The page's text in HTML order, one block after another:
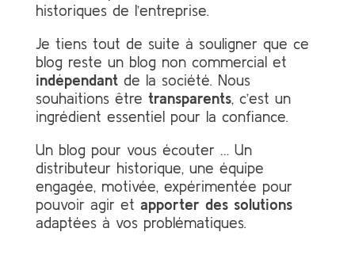
historiques de l’entreprise.
Je tiens tout de suite à souligner que ce
blog reste un blog non commercial et
indépendantde la société. Nous
souhaitions être transparents, c’est un
ingrédient essentiel pour la confiance.
Un blog pour vous écouter … Un
distributeur historique, une équipe
engagée, motivée, expérimentée pour
pouvoir agir et apporter des solutions
adaptées à vos problématiques.